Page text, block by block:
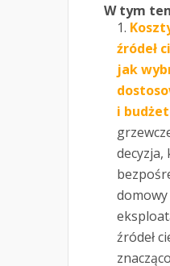
W tym
źródeł
jak
i
decyzja,
źródeł